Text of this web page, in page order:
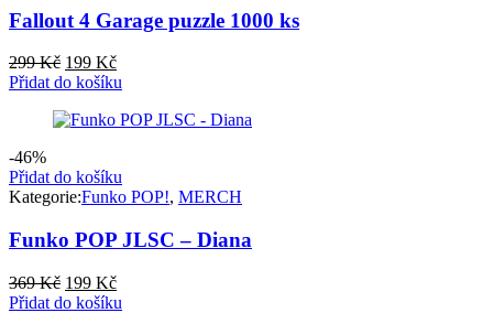
Fallout 4 Garage puzzle 1000 ks
299Kč Původní
cena
299 Kč.
199 KčAktuální
cena
199 Kč.
Přidat do košíku
-46%
Přidat do košíku
Kategorie:Funko POP!, MERCH
Funko POP JLSC – Diana
369Kč Původní
cena
199 KčAktuální
cena
Přidat do košíku